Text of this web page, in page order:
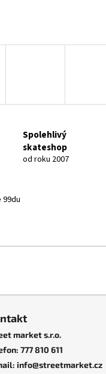
Spolehlivý
skateshop
od roku 2007
99du
market s.r.o.
777 810 611
info@streetmarket.cz